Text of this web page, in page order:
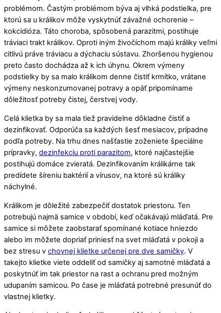
problémom. Častým problémom býva aj vlhká podstielka, pre
ktorú sa u králikov môže vyskytnúť závažné ochorenie –
kokcidióza. Táto choroba, spôsobená parazitmi, postihuje
tráviaci trakt králikov. Oproti iným živočíchom majú králiky veľmi
citlivú práve tráviacu a dýchaciu sústavu. Zhoršenou hygienou
preto často dochádza až k ich úhynu. Okrem výmeny
podstielky by sa malo králikom denne čistiť krmítko, vrátane
výmeny neskonzumovanej potravy a opäť pripomíname
dôležitosť potreby čistej, čerstvej vody.
Celá klietka by sa mala tiež pravidelne dôkladne čistiť a
dezinfikovať. Odporúča sa každých šesť mesiacov, prípadne
podľa potreby. Na trhu dnes našťastie zoženiete špeciálne
prípravky, dezinfekciu proti parazitom, ktoré najčastejšie
postihujú domáce zvieratá. Dezinfikovaním králikárne tak
predídete šíreniu baktérií a vírusov, na ktoré sú králiky
náchylné.
Králikom je dôležité zabezpečiť dostatok priestoru. Ten
potrebujú najmä samice v období, keď očakávajú mláďatá. Pre
samice si môžete zaobstarať spomínané kotiace hniezdo
alebo im môžete dopriať priniesť na svet mláďatá v pokoji a
bez stresu v chovnej klietke určenej pre dve samičky. V
takejto klietke viete oddeliť od samičky aj samotné mláďatá a
poskytnúť im tak priestor na rast a ochranu pred možným
udupaním samicou. Po čase je mláďatá potrebné presunúť do
vlastnej klietky.